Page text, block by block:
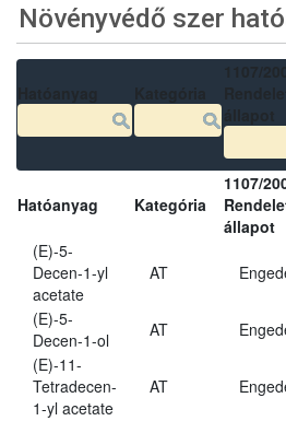
Növényvédő szer
Hatóanyag Kategória
1107/
állapot
(E)-5-
Decen-1-yl
acetate
AT
(E)-5-
Decen-1-ol
AT
(E)-11-
Tetradecen-
1-yl acetate
AT